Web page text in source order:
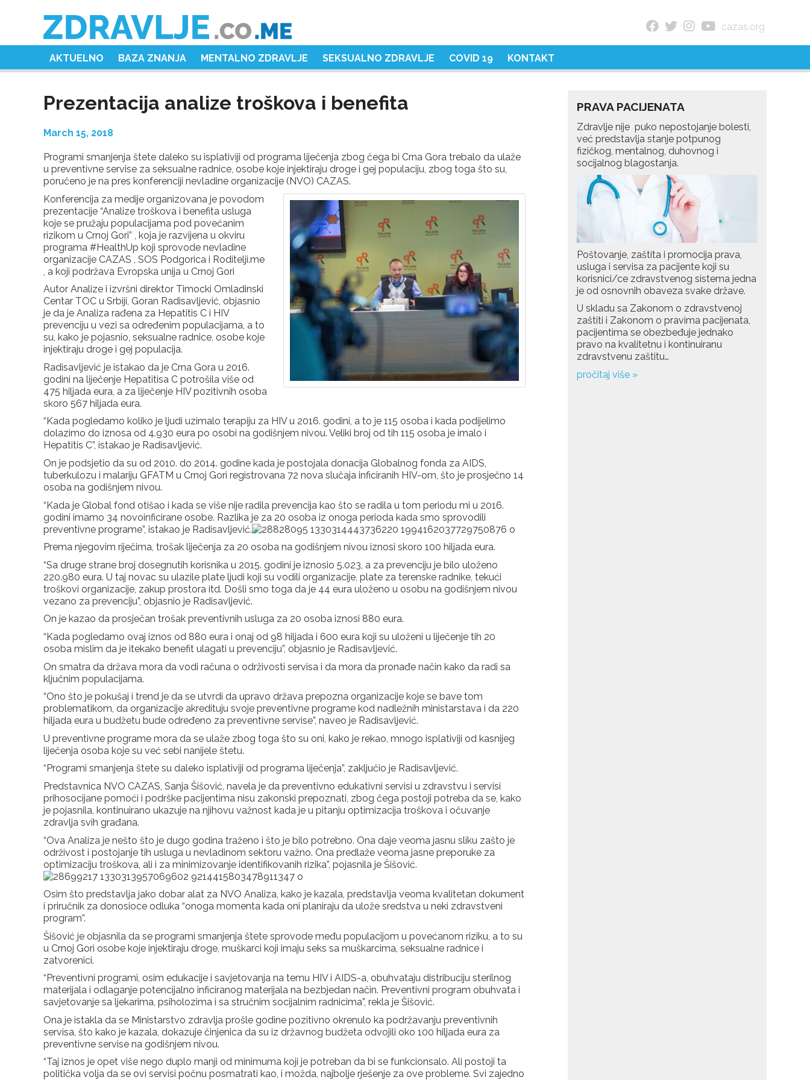
cazas.org
AKTUELNO BAZA ZNANJA MENTALNO ZDRAVLJE SEKSUALNO ZDRAVLJE COVID 19 KONTAKT
Prezentacija analize troškova i benefita
March 15, 2018
Programi smanjenja štete daleko su isplativiji od programa liječenja zbog čega bi Crna Gora trebalo da ulaže
u preventivne servise za seksualne radnice, osobe koje injektiraju droge i gej populaciju, zbog toga što su,
poručeno je na pres konferenciji nevladine organizacije (NVO) CAZAS.
Konferencija za medije organizovana je povodom
prezentacije “Analize troškova i benefita usluga
koje se pružaju populacijama pod povećanim
rizikom u Crnoj Gori” , koja je razvijena u okviru
programa #HealthUp koji sprovode nevladine
organizacije CAZAS , SOS Podgorica i Roditelji.me
, a koji podržava Evropska unija u Crnoj Gori
Autor Analize i izvršni direktor Timocki Omladinski
Centar TOC u Srbiji, Goran Radisavljević, objasnio
je da je Analiza rađena za Hepatitis C i HIV
prevenciju u vezi sa određenim populacijama, a to
su, kako je pojasnio, seksualne radnice, osobe koje
injektiraju droge i gej populacija.
Radisavljević je istakao da je Crna Gora u 2016.
godini na liječenje Hepatitisa C potrošila više od
475 hiljada eura, a za liječenje HIV pozitivnih osoba
skoro 567 hiljada eura.
“Kada pogledamo koliko je ljudi uzimalo terapiju za HIV u 2016. godini, a to je 115 osoba i kada podijelimo
dolazimo do iznosa od 4.930 eura po osobi na godišnjem nivou. Veliki broj od tih 115 osoba je imalo i
Hepatitis C”, istakao je Radisavljević.
On je podsjetio da su od 2010. do 2014. godine kada je postojala donacija Globalnog fonda za AIDS,
tuberkulozu i malariju GFATM u Crnoj Gori registrovana 72 nova slučaja inficiranih HIV-om, što je prosječno 14
osoba na godišnjem nivou.
“Kada je Global fond otišao i kada se više nije radila prevencija kao što se radila u tom periodu mi u 2016.
godini imamo 34 novoinficirane osobe. Razlika je za 20 osoba iz onoga perioda kada smo sprovodili
preventivne programe”, istakao je Radisavljević.
Prema njegovim riječima, trošak liječenja za 20 osoba na godišnjem nivou iznosi skoro 100 hiljada eura.
“Sa druge strane broj dosegnutih korisnika u 2015. godini je iznosio 5.023, a za prevenciju je bilo uloženo
220.980 eura. U taj novac su ulazile plate ljudi koji su vodili organizacije, plate za terenske radnike, tekući
troškovi organizacije, zakup prostora itd. Došli smo toga da je 44 eura uloženo u osobu na godišnjem nivou
vezano za prevenciju”, objasnio je Radisavljević.
On je kazao da prosječan trošak preventivnih usluga za 20 osoba iznosi 880 eura.
“Kada pogledamo ovaj iznos od 880 eura i onaj od 98 hiljada i 600 eura koji su uloženi u liječenje tih 20
osoba mislim da je itekako benefit ulagati u prevenciju”, objasnio je Radisavljević.
On smatra da država mora da vodi računa o održivosti servisa i da mora da pronađe način kako da radi sa
ključnim populacijama.
“Ono što je pokušaj i trend je da se utvrdi da upravo država prepozna organizacije koje se bave tom
problematikom, da organizacije akredituju svoje preventivne programe kod nadležnih ministarstava i da 220
hiljada eura u budžetu bude određeno za preventivne servise”, naveo je Radisavljević.
U preventivne programe mora da se ulaže zbog toga što su oni, kako je rekao, mnogo isplativiji od kasnijeg
liječenja osoba koje su već sebi nanijele štetu.
“Programi smanjenja štete su daleko isplativiji od programa liječenja”, zaključio je Radisavljević.
Predstavnica NVO CAZAS, Sanja Šišović, navela je da preventivno edukativni servisi u zdravstvu i servisi
prihosocijane pomoći i podrške pacijentima nisu zakonski prepoznati, zbog čega postoji potreba da se, kako
je pojasnila, kontinuirano ukazuje na njihovu važnost kada je u pitanju optimizacija troškova i očuvanje
zdravlja svih građana.
“Ova Analiza je nešto što je dugo godina traženo i što je bilo potrebno. Ona daje veoma jasnu sliku zašto je
održivost i postojanje tih usluga u nevladinom sektoru važno. Ona predlaže veoma jasne preporuke za
optimizaciju troškova, ali i za minimizovanje identifikovanih rizika”, pojasnila je Šišović.
Osim što predstavlja jako dobar alat za NVO Analiza, kako je kazala, predstavlja veoma kvalitetan dokument
i priručnik za donosioce odluka “onoga momenta kada oni planiraju da ulože sredstva u neki zdravstveni
program”.
Šišović je objasnila da se programi smanjenja štete sprovode među populacijom u povećanom riziku, a to su
u Crnoj Gori osobe koje injektiraju droge, muškarci koji imaju seks sa muškarcima, seksualne radnice i
zatvorenici.
“Preventivni programi, osim edukacije i savjetovanja na temu HIV i AIDS-a, obuhvataju distribuciju sterilnog
materijala i odlaganje potencijalno inficiranog materijala na bezbjedan način. Preventivni program obuhvata i
savjetovanje sa ljekarima, psiholozima i sa stručnim socijalnim radnicima”, rekla je Šišović.
Ona je istakla da se Ministarstvo zdravlja prošle godine pozitivno okrenulo ka podržavanju preventivnih
servisa, što kako je kazala, dokazuje činjenica da su iz državnog budžeta odvojili oko 100 hiljada eura za
preventivne servise na godišnjem nivou.
“Taj iznos je opet više nego duplo manji od minimuma koji je potreban da bi se funkcionsalo. Ali postoji ta
politička volja da se ovi servisi počnu posmatrati kao, i možda, najbolje rješenje za ove probleme. Svi zajedno
PRAVA PACIJENATA
Zdravlje nije puko nepostojanje bolesti,
već predstavlja stanje potpunog
fizičkog, mentalnog, duhovnog i
socijalnog blagostanja.
Poštovanje, zaštita i promocija prava,
usluga i servisa za pacijente koji su
korisnici/ce zdravstvenog sistema jedna
je od osnovnih obaveza svake države.
U skladu sa Zakonom o zdravstvenoj
zaštiti i Zakonom o pravima pacijenata,
pacijentima se obezbeđuje jednako
pravo na kvalitetnu i kontinuiranu
zdravstvenu zaštitu…
pročitaj više »